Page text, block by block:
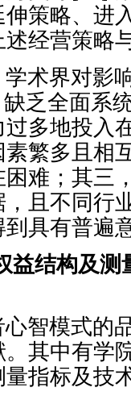
伸策略、进
经营策略
术界对影
缺乏全面系
多地投入
繁多且相
难；其三
且不同行
到具有普遍
益结构及
智模式的
。其中有学
指标及技